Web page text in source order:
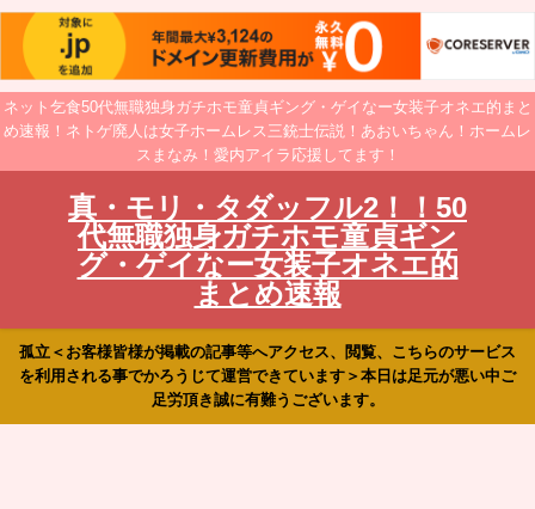
ネット乞食50代無職独身ガチホモ童貞ギング・ゲイなー女装子オネエ的まと
め速報！ネトゲ廃人は女子ホームレス三銃士伝説！あおいちゃん！ホームレ
スまなみ！愛内アイラ応援してます！
真・モリ・タダッフル2！！50
代無職独身ガチホモ童貞ギン
グ・ゲイなー女装子オネエ的
まとめ速報
孤立＜お客様皆様が掲載の記事等へアクセス、閲覧、こちらのサービス
を利用される事でかろうじて運営できています＞本日は足元が悪い中ご
足労頂き誠に有難うございます。